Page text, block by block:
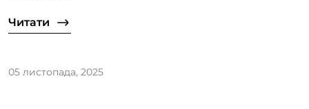
Читати
05 листопада, 2025